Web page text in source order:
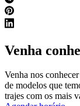
Venha
Venha nos
de modelos que
trajes com os mais